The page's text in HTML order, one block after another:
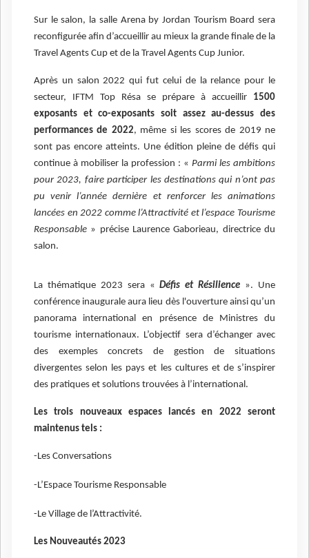
Sur le salon, la salle Arena by Jordan Tourism Board sera
reconfigurée afin d’accueillir au mieux la grande finale de la
Travel Agents Cup et de la Travel Agents Cup Junior.
Après un salon 2022 qui fut celui de la relance pour le
secteur, IFTM Top Résa se prépare à accueillir 1500
exposants et co-exposants soit assez au-dessus des
performances de 2022, même si les scores de 2019 ne
sont pas encore atteints. Une édition pleine de défis qui
continue à mobiliser la profession : « Parmi les ambitions
pour 2023, faire participer les destinations qui n’ont pas
pu venir l’année dernière et renforcer les animations
lancées en 2022 comme l’Attractivité et l’espace Tourisme
Responsable » précise Laurence Gaborieau, directrice du
salon.
La thématique 2023 sera «Défis et Résilience ». Une
conférence inaugurale aura lieu dès l'ouverture ainsi qu’un
panorama international en présence de Ministres du
tourisme internationaux. L’objectif sera d’échanger avec
des exemples concrets de gestion de situations
divergentes selon les pays et les cultures et de s’inspirer
des pratiques et solutions trouvées à l’international.
Les trois nouveaux espaces lancés en 2022 seront
maintenus tels :
-Les Conversations
-L’Espace Tourisme Responsable
-Le Village de l’Attractivité.
Les Nouveautés 2023